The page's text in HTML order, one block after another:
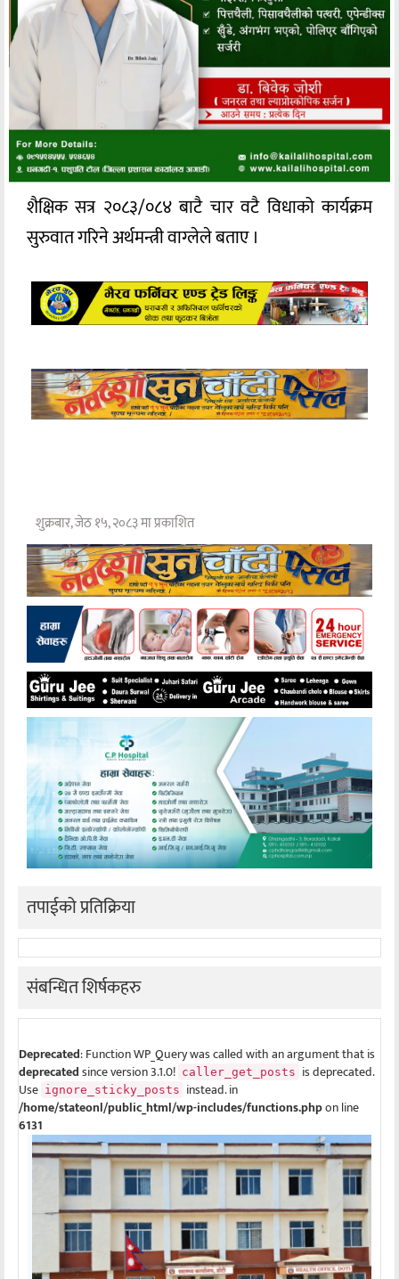
शैक्षिक सत्र २०८३/०८४ बाटै चार वटै विधाको कार्यक्रम
सुरुवात गरिने अर्थमन्त्री वाग्लेले बताए ।
शुक्रबार, जेठ १५, २०८३ मा प्रकाशित
तपाईको प्रतिक्रिया
संबन्धित शिर्षकहरु
Deprecated: Function WP_Query was called with an argument that is
deprecatedsince version 3.1.0! caller_get_posts is deprecated.
Use ignore_sticky_posts instead. in
/home/stateonl/public_html/wp-includes/functions.phpon line
6131